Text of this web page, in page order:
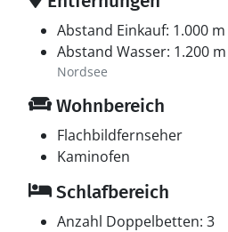
Abstand Einkauf: 1.000 m
Abstand Wasser: 1.200 m
Nordsee
Wohnbereich
Flachbildfernseher
Kaminofen
Schlafbereich
Anzahl Doppelbetten: 3